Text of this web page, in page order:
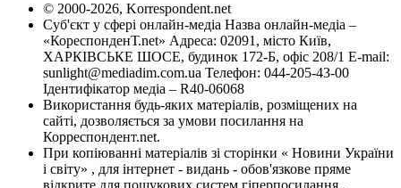
© 2000-2026, Korrespondent.net
Суб'єкт у сфері онлайн-медіа Назва онлайн-медіа –
«КореспонденТ.net» Адреса: 02091, місто Київ,
ХАРКІВСЬКЕ ШОСЕ, будинок 172-Б, офіс 208/1 E-mail:
sunlight@mediadim.com.ua Телефон: 044-205-43-00
Ідентифікатор медіа – R40-06068
Використання будь-яких матеріалів, розміщених на
сайті, дозволяється за умови посилання на
Корреспондент.net.
При копіюванні матеріалів зі сторінки « Новини України
і світу» , для інтернет - видань - обов'язкове пряме